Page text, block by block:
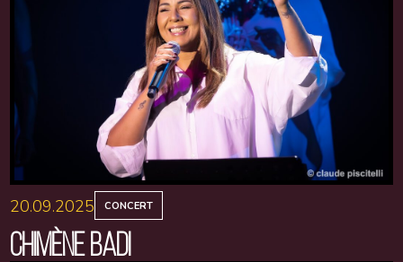
20.09.2025 CONCERT
CHIMÈNE BADI